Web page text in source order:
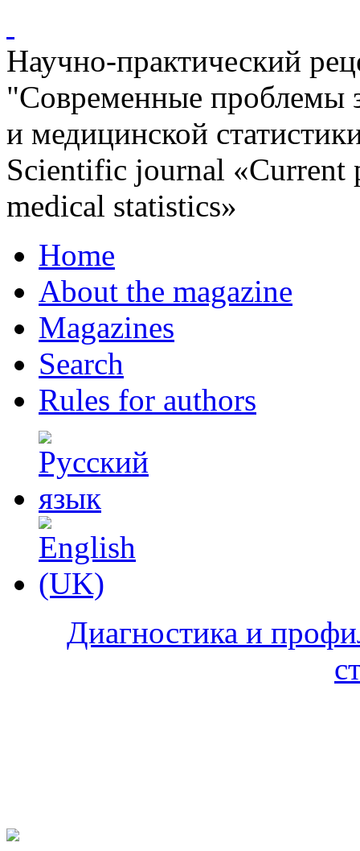
Научно-практический
"Современные проблемы
и медицинской
Scientific journal «Current
medical statistics»
Home
About the magazine
Magazines
Search
Rules for authors
Диагностика и